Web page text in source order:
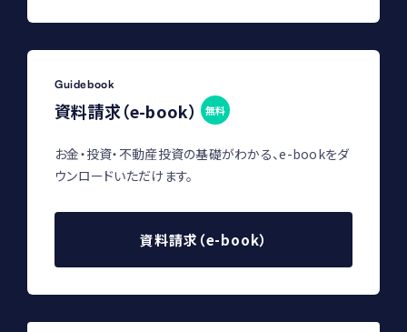
Guidebook
資料請求（e-book） 無料
お金・投資・不動産投資の基礎がわかる、e-bookをダ
ウンロードいただけます。
資料請求（e-book）